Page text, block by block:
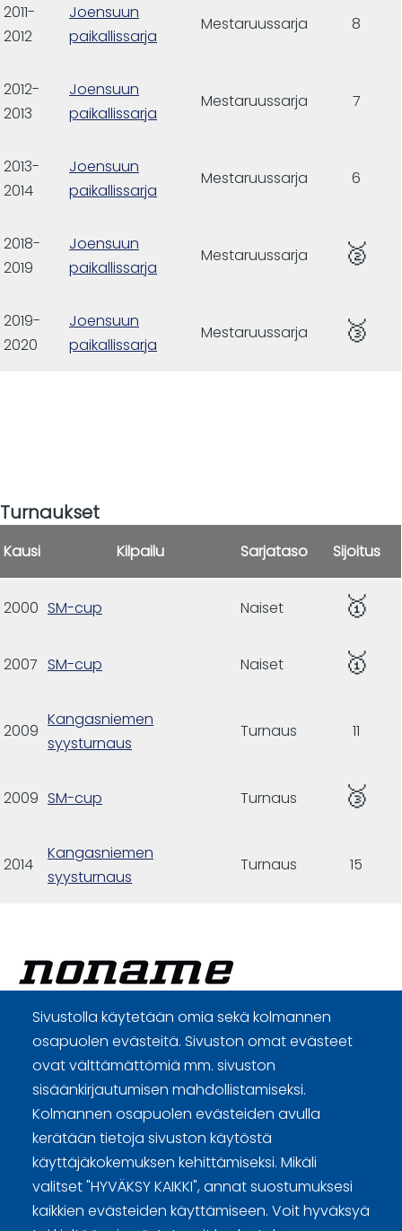
2011-
2012
Joensuun
paikallissarja
Mestaruussarja 8
2012-
2013
Joensuun
paikallissarja
Mestaruussarja 7
2013-
2014
Joensuun
paikallissarja
Mestaruussarja 6
2018-
2019
Joensuun
paikallissarja
Mestaruussarja 🥈
2019-
2020
Joensuun
paikallissarja
Mestaruussarja 🥉
Turnaukset
Kausi Kilpailu Sarjataso Sijoitus
2000 SM-cup Naiset 🥇
2007 SM-cup Naiset 🥇
2009
Kangasniemen
syysturnaus
Turnaus 11
2009 SM-cup Turnaus 🥉
2014
Kangasniemen
syysturnaus
Turnaus 15
Sivustolla käytetään omia sekä kolmannen
osapuolen evästeitä. Sivuston omat evästeet
ovat välttämättömiä mm. sivuston
sisäänkirjautumisen mahdollistamiseksi.
Kolmannen osapuolen evästeiden avulla
kerätään tietoja sivuston käytöstä
käyttäjäkokemuksen kehittämiseksi. Mikäli
valitset "HYVÄKSY KAIKKI", annat suostumuksesi
kaikkien evästeiden käyttämiseen. Voit hyväksyä
Curling Finland
Curling.fi
Curling Finland
Sivuston käyttöehdot ja sisällön käyttöoikeudet